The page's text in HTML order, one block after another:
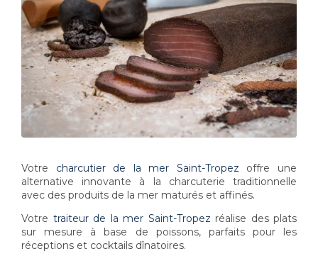
Votre charcutier de la mer Saint-Tropez offre une
alternative innovante à la charcuterie traditionnelle
avec des produits de la mer maturés et affinés.
Votre traiteur de la mer Saint-Tropez réalise des plats
sur mesure à base de poissons, parfaits pour les
réceptions et cocktails dînatoires.